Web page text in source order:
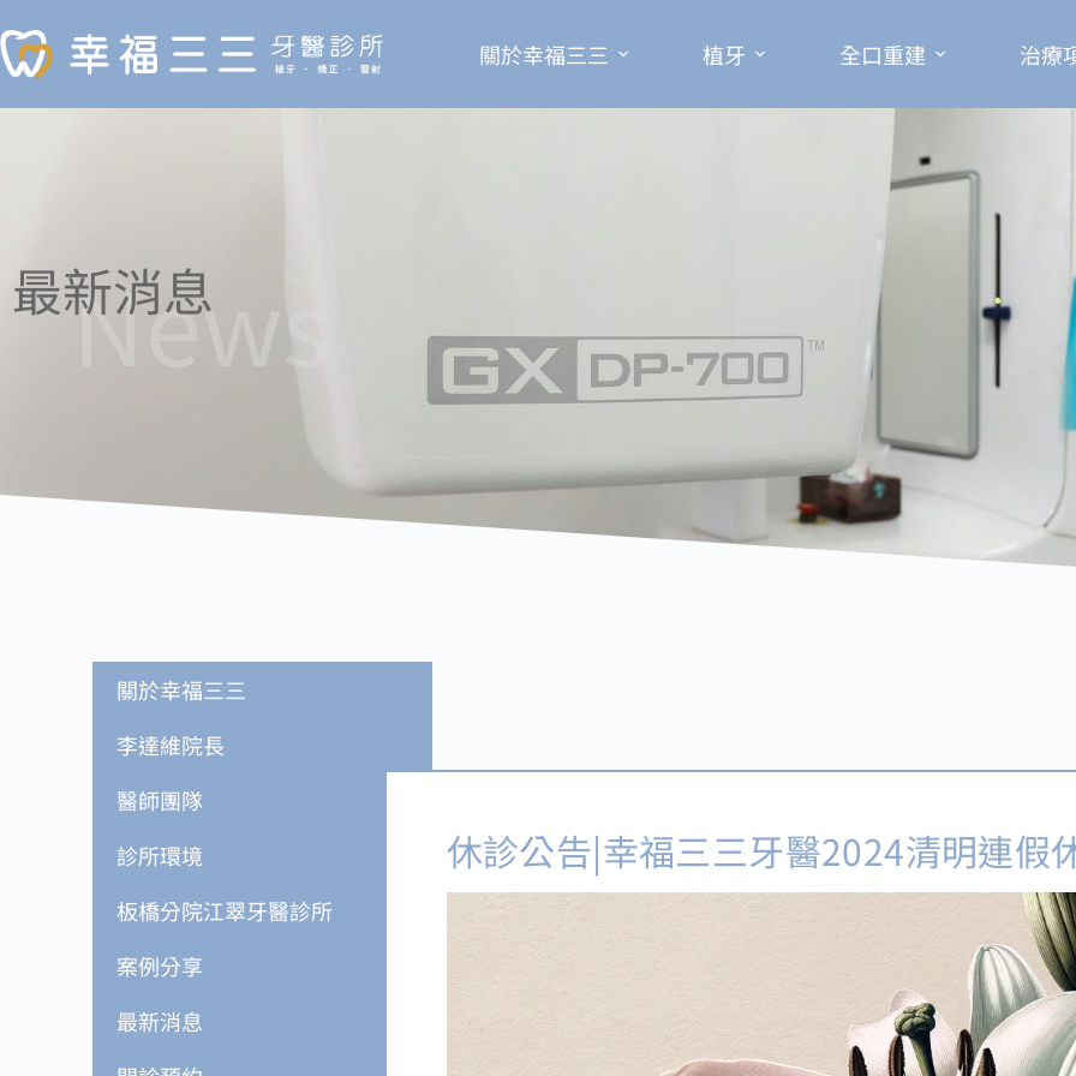
關於幸福三三 植牙 全口重建 治療
最新消息
News
關於幸福三三
李達維院長
醫師團隊
診所環境
板橋分院江翠牙醫診所
案例分享
最新消息
休診公告|幸福三三牙醫2024清明連假